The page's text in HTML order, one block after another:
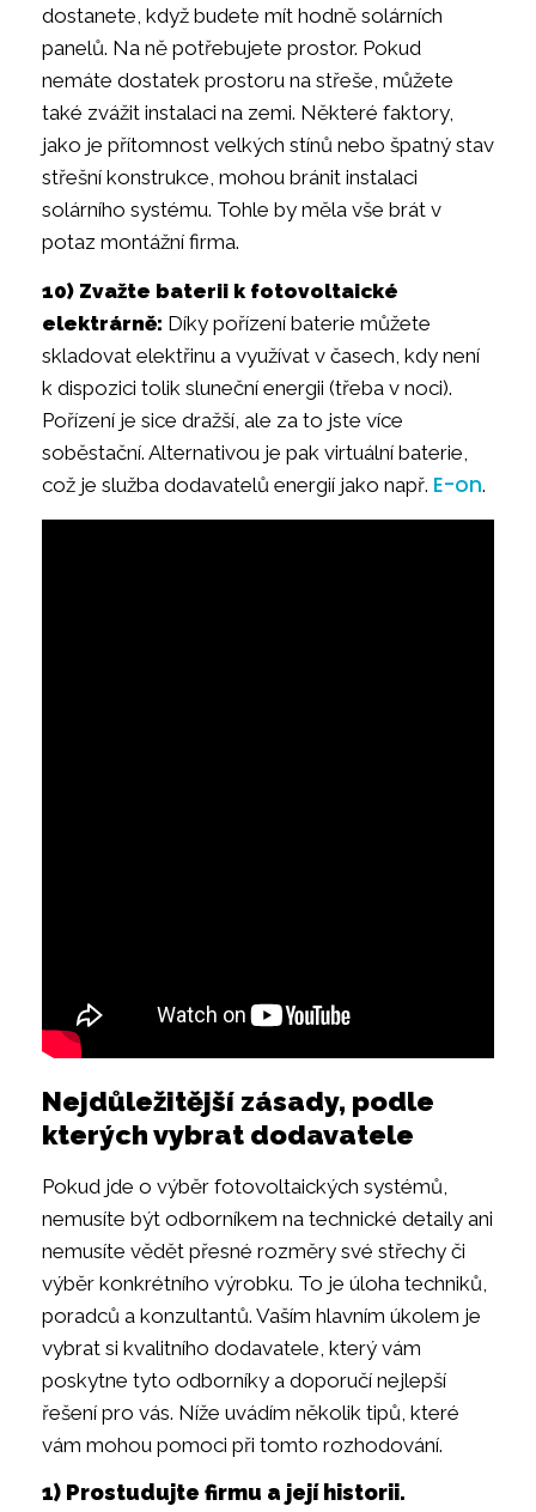
dostanete, když budete mít hodně solárních
panelů. Na ně potřebujete prostor. Pokud
nemáte dostatek prostoru na střeše, můžete
také zvážit instalaci na zemi. Některé faktory,
jako je přítomnost velkých stínů nebo špatný stav
střešní konstrukce, mohou bránit instalaci
solárního systému. Tohle by měla vše brát v
potaz montážní firma.
10) Zvažte baterii k fotovoltaické
elektrárně: Díky pořízení baterie můžete
skladovat elektřinu a využívat v časech, kdy není
k dispozici tolik sluneční energii (třeba v noci).
Pořízení je sice dražší, ale za to jste více
soběstační. Alternativou je pak virtuální baterie,
což je služba dodavatelů energií jako např. E-on.
Nejdůležitější zásady, podle
kterých vybrat dodavatele
Pokud jde o výběr fotovoltaických systémů,
nemusíte být odborníkem na technické detaily ani
nemusíte vědět přesné rozměry své střechy či
výběr konkrétního výrobku. To je úloha techniků,
poradců a konzultantů. Vaším hlavním úkolem je
vybrat si kvalitního dodavatele, který vám
poskytne tyto odborníky a doporučí nejlepší
řešení pro vás. Níže uvádím několik tipů, které
vám mohou pomoci při tomto rozhodování.
1) Prostudujte firmu a její historii.